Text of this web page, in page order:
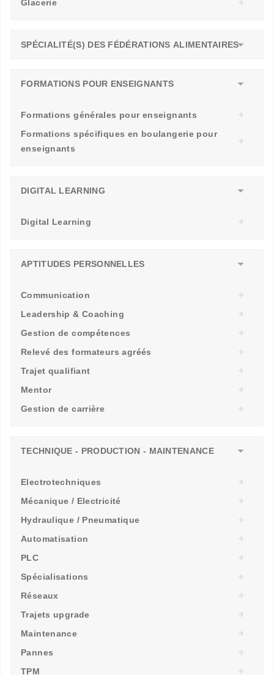
Glacerie
SPÉCIALITÉ(S) DES FÉDÉRATIONS ALIMENTAIRES
FORMATIONS POUR ENSEIGNANTS
Formations générales pour enseignants
Formations spécifiques en boulangerie pour
enseignants
DIGITAL LEARNING
Digital Learning
APTITUDES PERSONNELLES
Communication
Leadership & Coaching
Gestion de compétences
Relevé des formateurs agréés
Trajet qualifiant
Mentor
Gestion de carrière
TECHNIQUE - PRODUCTION - MAINTENANCE
Electrotechniques
Mécanique / Electricité
Hydraulique / Pneumatique
Automatisation
PLC
Spécialisations
Réseaux
Trajets upgrade
Maintenance
Pannes
TPM